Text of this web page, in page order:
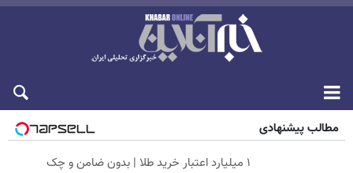
شنبه ۱۷ مرداد ۱۴۰۵
مطالب پیشنهادی
۱ میلیارد اعتبار خرید طلا | بدون ضامن و چک